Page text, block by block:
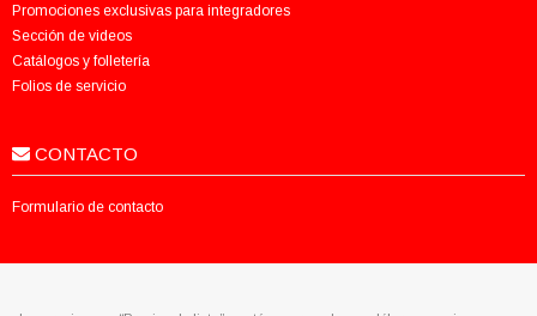
Promociones exclusivas para integradores
Sección de videos
Catálogos y folletería
Folios de servicio
CONTACTO
Formulario de contacto